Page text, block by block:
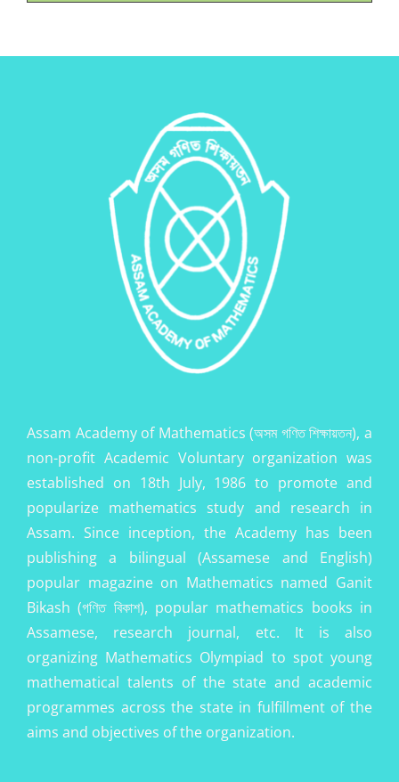
Assam Academy of Mathematics (অসম গণিত শিক্ষায়তন), a
non-profit Academic Voluntary organization was
established on 18th July, 1986 to promote and
popularize mathematics study and research in
Assam. Since inception, the Academy has been
publishing a bilingual (Assamese and English)
popular magazine on Mathematics named Ganit
Bikash (গণিত বিকাশ), popular mathematics books in
Assamese, research journal, etc. It is also
organizing Mathematics Olympiad to spot young
mathematical talents of the state and academic
programmes across the state in fulfillment of the
aims and objectives of the organization.